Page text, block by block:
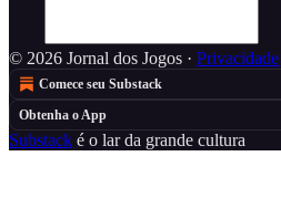
© 2026 Jornal dos Jogos · Privacidade
Comece seu Substack
Obtenha o App
Substack é o lar da grande cultura